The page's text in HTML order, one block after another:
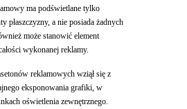
ma podświetlane tylko
płaszczyzny, a nie posiada żadnych
może stanowić element
wykonanej reklamy.
reklamowych wziął się z
eksponowania grafiki, w
oświetlenia zewnętrznego.